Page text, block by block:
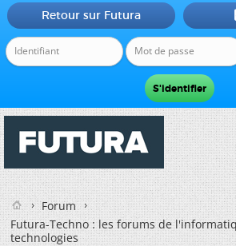
Retour sur Futura
Forum
Futura-Techno : les forums de
technologies